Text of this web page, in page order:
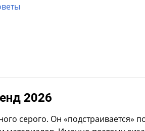
2026
серого. Он «подстраивается»